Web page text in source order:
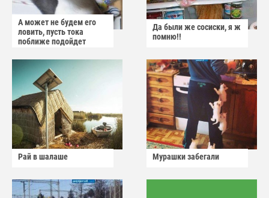
А может не будем его
ловить, пусть тока
поближе подойдет
Да были же сосиски, я ж
помню!!
Рай в шалаше Мурашки забегали